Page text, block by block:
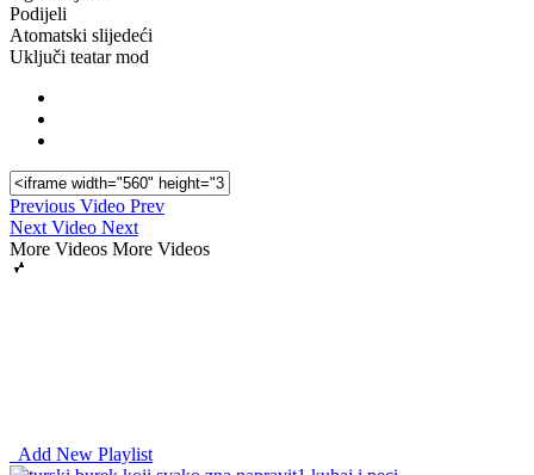
Podijeli
Atomatski slijedeći
Uključi teatar mod
Previous Video Prev
Next Video Next
More Videos More Videos
Add New Playlist